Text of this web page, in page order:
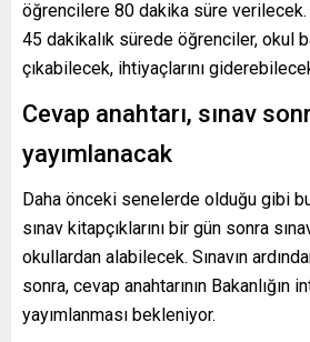
öğrencilere 80 dakika süre verilecek.
45 dakikalık sürede öğrenciler, okul
çıkabilecek, ihtiyaçlarını
Cevap anahtarı, sınav
yayımlanacak
Daha önceki senelerde olduğu gibi
sınav kitapçıklarını bir gün sonra
okullardan alabilecek. Sınavın
sonra, cevap anahtarının Bakanlığın
yayımlanması bekleniyor.